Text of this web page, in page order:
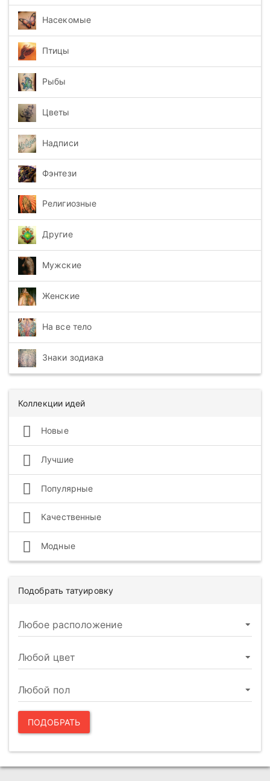
Насекомые
Птицы
Рыбы
Цветы
Надписи
Фэнтези
Религиозные
Другие
Мужские
Женские
На все тело
Знаки зодиака
Коллекции идей
Новые
Лучшие
Популярные
Качественные
Модные
Подобрать татуировку
ПОДОБРАТЬ